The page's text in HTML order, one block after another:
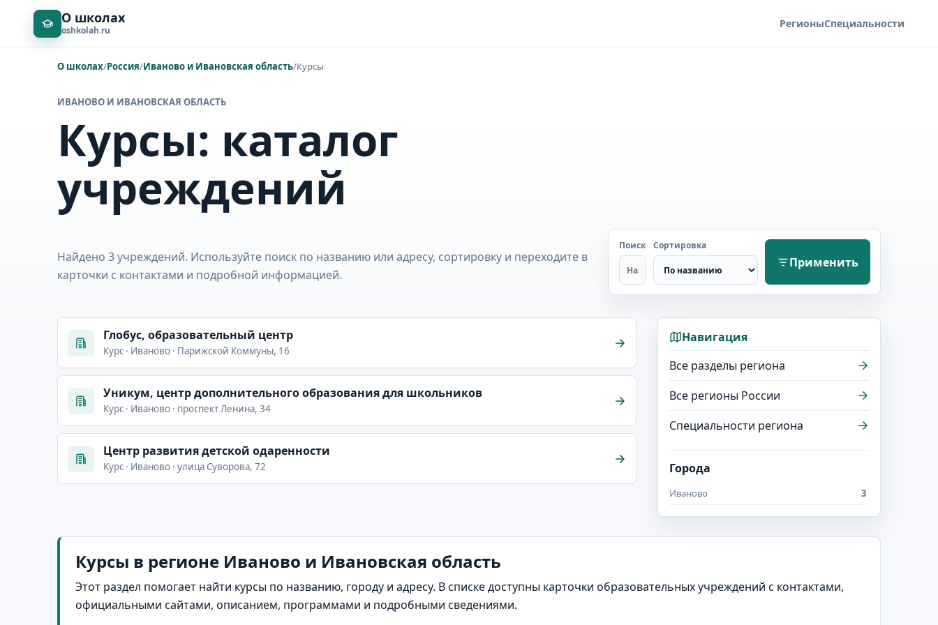
О школах
oshkolah.ru РегионыСпециальности
О школах/Россия/Иваново и Ивановская область/Курсы
ИВАНОВО И ИВАНОВСКАЯ ОБЛАСТЬ
Курсы: каталог
учреждений
Найдено 3 учреждений. Используйте поиск по названию или адресу, сортировку и переходите в
карточки с контактами и подробной информацией.
Поиск Сортировка
Применить
Глобус, образовательный центр
Курс · Иваново · Парижской Коммуны, 16
Уникум, центр дополнительного образования для школьников
Курс · Иваново · проспект Ленина, 34
Центр развития детской одаренности
Курс · Иваново · улица Суворова, 72
Навигация
Все разделы региона
Все регионы России
Специальности региона
Города
Иваново 3
Курсы в регионе Иваново и Ивановская область
Этот раздел помогает найти курсы по названию, городу и адресу. В списке доступны карточки образовательных учреждений с контактами,
официальными сайтами, описанием, программами и подробными сведениями.